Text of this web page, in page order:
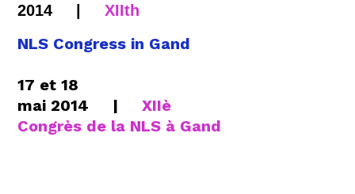
2014
XIIth
NLS Congress in Gand
17 et 18
mai 2014
|
XIIè
Congrès de la NLS à Gand